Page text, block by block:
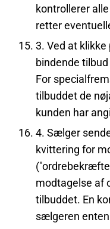
kontrollerer
retter
3. Ved at
bindende
For
tilbuddet de
kunden har
4. Sælger
kvittering for
modtagelse af
tilbuddet. En
sælgeren